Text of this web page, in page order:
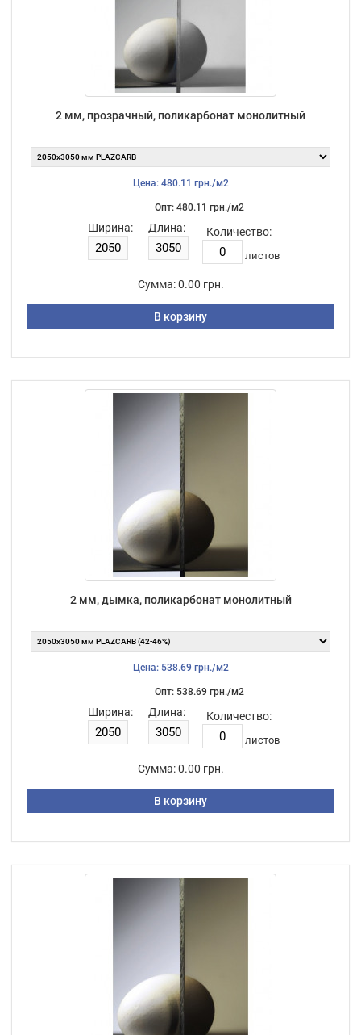
2 мм, прозрачный, поликарбонат монолитный
Цена: 480.11 грн./м2
Опт: 480.11 грн./м2
Ширина: Длина: Количество:
листов
Сумма: 0.00 грн.
В корзину
2 мм, дымка, поликарбонат монолитный
Цена: 538.69 грн./м2
Опт: 538.69 грн./м2
Ширина: Длина: Количество:
листов
Сумма: 0.00 грн.
В корзину